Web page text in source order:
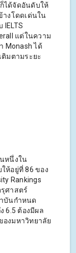
ก็ได้จัดอันดับให้
างโดดเด่นใน
แต่ในความ
Monash ได้
ติมตามระยะ
หนึ่งใน
ห้อยู่ที่ 86 ของ
Rankings
ศาสตร์
บันกำหนด
6.5 ต้องมีผล
องมหาวิทยาลัย